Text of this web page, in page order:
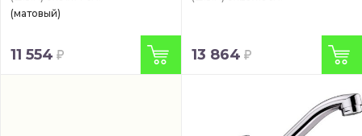
(матовый)
11 554 13 864